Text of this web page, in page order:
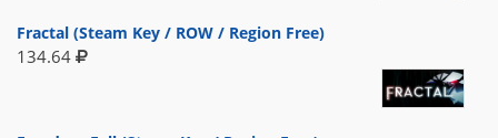
Fractal (Steam Key / ROW / Region Free)
134.64